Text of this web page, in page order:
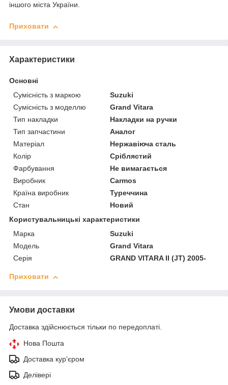
іншого міста України.
Приховати
Характеристики
Основні
Сумісність з маркою
Suzuki
Сумісність з моделлю
Grand Vitara
Тип накладки
Накладки на ручки
Тип запчастини
Аналог
Матеріал
Нержавіюча сталь
Колір
Сріблястий
Фарбування
Не вимагається
Виробник
Carmos
Країна виробник
Туреччина
Стан
Новий
Користувальницькі характеристики
Марка
Suzuki
Модель
Grand Vitara
Серія
GRAND VITARA II (JT) 2005-
Приховати
Умови доставки
Доставка здійснюється тільки по передоплаті.
Нова Пошта
Доставка кур'єром
Делівері